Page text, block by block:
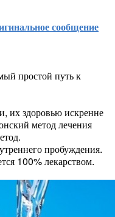
сообщение
простой путь к
их здоровью искренне
метод лечения
пробуждения.
100% лекарством.